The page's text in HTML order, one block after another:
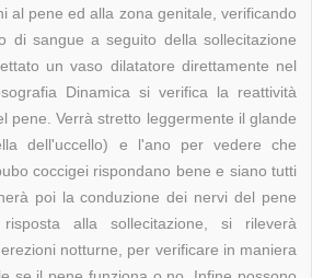
al pene ed alla zona genitale, verificando
di sangue a seguito della sollecitazione
un vaso dilatatore direttamente nel
Dinamica si verifica la reattività
pene. Verrà stretto leggermente il glande
dell'uccello) e l'ano per vedere che
coccigei rispondano bene e siano tutti
poi la conduzione dei nervi del pene
alla sollecitazione, si rileverà
notturne, per verificare in maniera